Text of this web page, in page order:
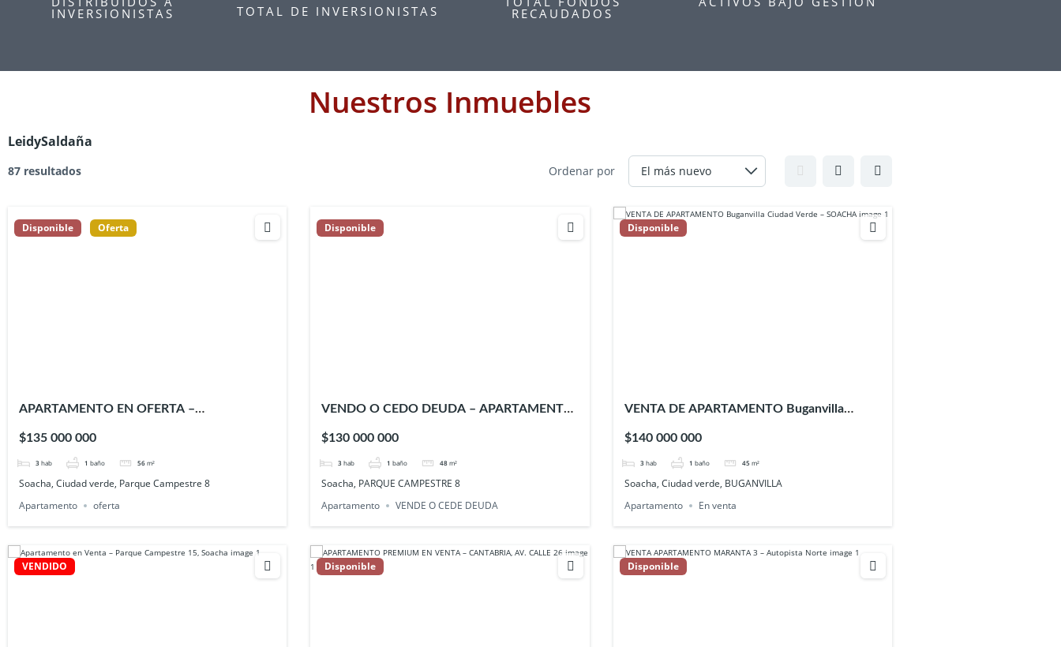
INVERSIONISTAS TOTAL DE INVERSIONISTAS RECAUDADOS
Nuestros Inmuebles
LeidySaldaña
87 resultados Ordenar por
Disponible Oferta
APARTAMENTO EN OFERTA –
$135 000 000
3 hab 1 baño 56 m²
Soacha, Ciudad verde, Parque Campestre 8
Apartamento
oferta
Disponible
VENDO O CEDO DEUDA – APARTAMENTO
$130 000 000
3 hab 1 baño 48 m²
Soacha, PARQUE CAMPESTRE 8
Apartamento
VENDE O CEDE DEUDA
Disponible
VENTA DE APARTAMENTO Buganvilla
$140 000 000
3 hab 1 baño 45 m²
Soacha, Ciudad verde, BUGANVILLA
Apartamento
En venta
VENDIDO Disponible Disponible